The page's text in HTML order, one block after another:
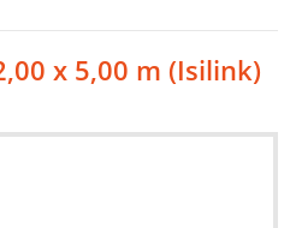
x 5,00 m (Isilink)